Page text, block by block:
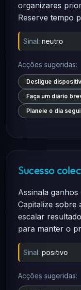
organizares
Reserve tempo
Sinal: neutro
Acções sugeridas:
Desligue
Faça um diário
Planeie o dia
Sucesso
Assinala
Capitalize sobre
escalar
para manter o
Sinal: positivo
Acções sugeridas: